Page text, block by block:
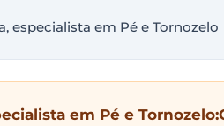
especialista em Pé e Tornozelo
em Pé e